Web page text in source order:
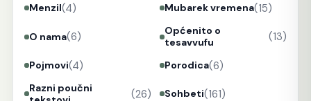
Menzil(4) Mubarek vremena(15)
O nama(6)
Općenito o
tesavvufu
(13)
Pojmovi(4) Porodica(6)
Razni poučni
(26) Sohbeti(161)